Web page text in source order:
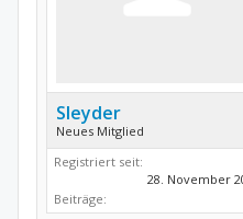
Sleyder
Neues Mitglied
Registriert seit:
28. November
Beiträge: